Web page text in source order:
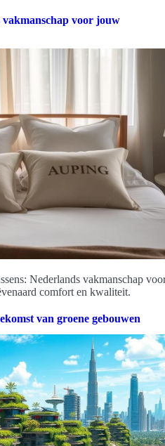
voor jouw
Nederlands vakmanschap
comfort en kwaliteit.
van groene gebouwen